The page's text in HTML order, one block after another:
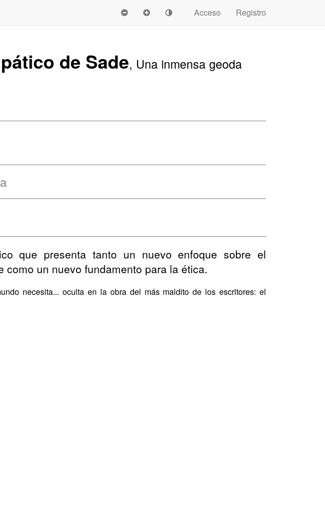
Acceso
Registro
de Sade, Una inmensa geoda
que presenta tanto un nuevo enfoque sobre el
como un nuevo fundamento para la ética.
necesita... oculta en la obra del más maldito de los escritores: el